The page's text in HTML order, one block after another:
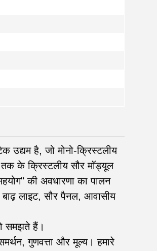
उद्यम है, जो मोनो-क्रिस्टलीय
के क्रिस्टलीय सौर मॉड्यूल
की अवधारणा का पालन
बाढ़ लाइट, सौर पैनल, आवासीय
समझते हैं।
गुणवत्ता और मूल्य। हमारे